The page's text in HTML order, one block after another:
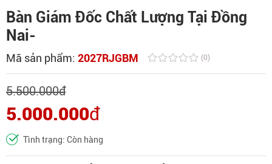
Bàn Giám Đốc Chất Lượng Tại Đồng
Nai-
Mã sản phẩm: 2027RJGBM (0)
5.500.000đ
5.000.000đ
Tình trạng: Còn hàng